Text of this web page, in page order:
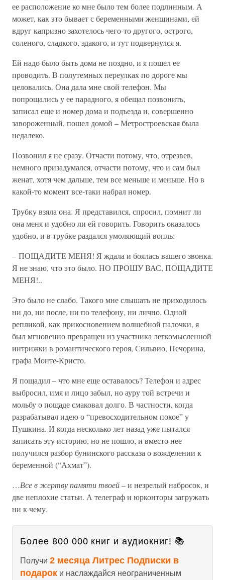
ее расположение ко мне было тем более подлинным. А
может, как это бывает с беременными женщинами, ей
вдруг капризно захотелось чего-то другого, острого,
соленого, сладкого, эдакого, и тут подвернулся я.
Ей надо было быть дома не поздно, и я пошел ее
проводить. В полутемных переулках по дороге мы
целовались. Она дала мне свой телефон. Мы
попрощались у ее парадного, я обещал позвонить,
записал еще и номер дома и подъезда и, совершенно
завороженный, пошел домой – Метростроевская была
недалеко.
Позвонил я не сразу. Отчасти потому, что, отрезвев,
немного призадумался, отчасти потому, что и сам был
женат, хотя чем дальше, тем все меньше и меньше. Но в
какой-то момент все-таки набрал номер.
Трубку взяла она. Я представился, спросил, помнит ли
она меня и удобно ли ей говорить. Говорить оказалось
удобно, и в трубке раздался умоляющий вопль:
– ПОЩАДИТЕ МЕНЯ! Я ждала и боялась вашего звонка.
Я не знаю, что это было. НО ПРОШУ ВАС, ПОЩАДИТЕ
МЕНЯ!..
Это было не слабо. Такого мне слышать не приходилось
ни до, ни после, ни по телефону, ни лично. Одной
репликой, как прикосновением волшебной палочки, я
был мгновенно превращен из участника легкомысленной
интрижки в романтического героя, Сильвио, Печорина,
графа Монте-Кристо.
Я пощадил – что мне еще оставалось? Телефон и адрес
выбросил, имя и лицо забыл, но ауру той встречи и
мольбу о пощаде смаковал долго. В частности, когда
разрабатывал идею о “превосходительном покое” у
Пушкина. И когда несколько лет назад уже пытался
записать эту историю, но не пошло, и вместо нее
получился разбор бунинского рассказа о вожделении к
беременной (“Ахмат”).
…Все в жертву памяти твоей– и незрелый набросок, и
две неплохие статьи. А телеграф и юрконторы загружать
ни к чему.
Более 800 000 книг и аудиокниг! 📚
Получи 2 месяца Литрес Подписки в
подарок и наслаждайся неограниченным